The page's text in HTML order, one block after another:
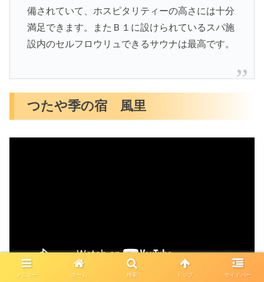
備されていて、ホスピタリティーの高さには十分
満足できます。またＢ１に設けられているスパ施
設内のセルフロウリュできるサウナは最高です。
つたや季の宿 風里
メニュー ホーム 検索 トップ サイドバー